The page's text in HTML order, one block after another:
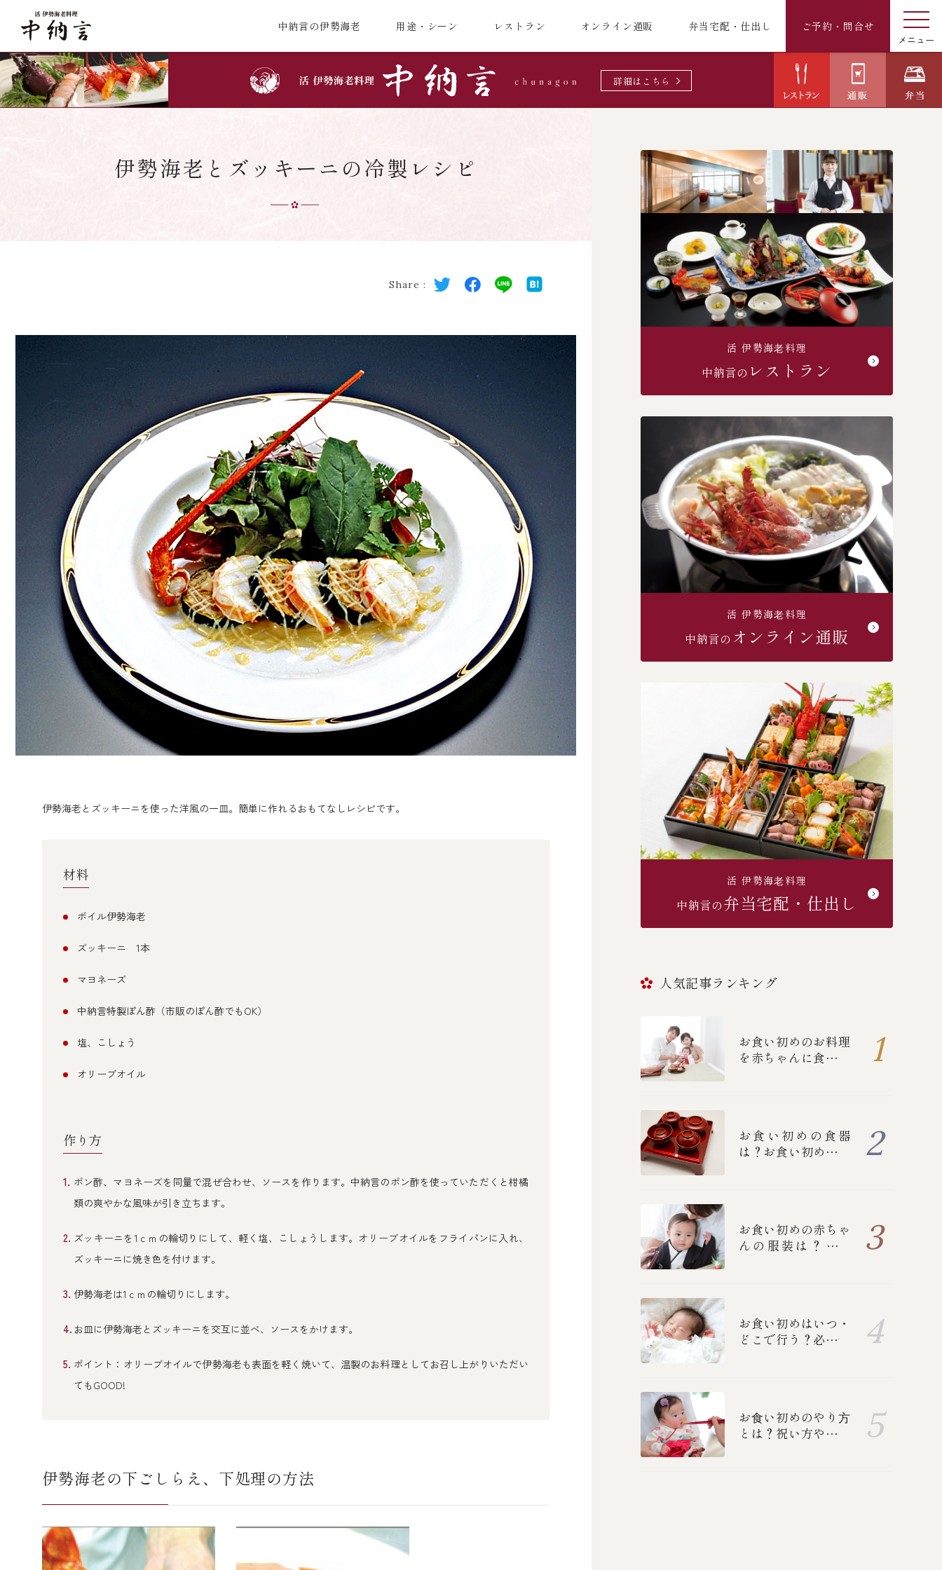
中納言の伊勢海老 用途・シーン レストラン オンライン通販 弁当宅配・仕出し ご予約・問合せ
詳細はこちら
伊勢海老とズッキーニの冷製レシピ
Share :
伊勢海老とズッキーニを使った洋風の一皿。簡単に作れるおもてなしレシピです。
材料
ボイル伊勢海老
ズッキーニ 1本
マヨネーズ
中納言特製ぽん酢（市販のぽん酢でもOK）
塩、こしょう
オリーブオイル
作り方
ポン酢、マヨネーズを同量で混ぜ合わせ、ソースを作ります。中納言のポン酢を使っていただくと柑橘
類の爽やかな風味が引き立ちます。
ズッキーニを1ｃｍの輪切りにして、軽く塩、こしょうします。オリーブオイルをフライパンに入れ、
ズッキーニに焼き色を付けます。
伊勢海老は1ｃｍの輪切りにします。
お皿に伊勢海老とズッキーニを交互に並べ、ソースをかけます。
ポイント：オリーブオイルで伊勢海老も表面を軽く焼いて、温製のお料理としてお召し上がりいただい
てもGOOD!
伊勢海老の下ごしらえ、下処理の方法
活 伊勢海⽼料理
中納言の レストラン
活 伊勢海⽼料理
中納言の オンライン通販
活 伊勢海⽼料理
中納言の弁当宅配・仕出し
人気記事ランキング
お食い初めのお料理
を赤ちゃんに食べさ
お食い初めの食器
は？お食い初めの流
お食い初めの赤ちゃ
んの服装は？女の
お食い初めはいつ・
どこで行う？必要な
お⾷い初めのやり⽅
とは？祝い方や誰を